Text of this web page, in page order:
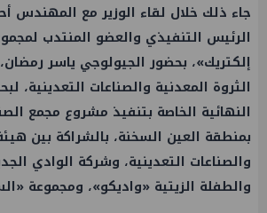
جاء ذلك خلال لقاء الوزير مع المهندس
الرئيس التنفيذي والعضو المنتدب
إلكتريك»، بحضور الجيولوجي ياسر
الثروة المعدنية والصناعات التعدينية،
النهائية الخاصة بتنفيذ مشروع مجمع
بمنطقة العين السخنة، بالشراكة بين
والصناعات التعدينية، وشركة الوادي
والطفلة الزيتية «واديكو»، ومجموعة